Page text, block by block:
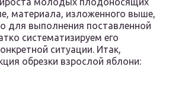
материала, изложенного выше,
для выполнения поставленной
систематизируем его
ситуации. Итак,
обрезки взрослой яблони: